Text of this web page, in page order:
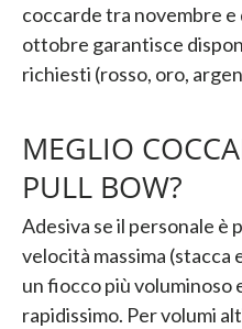
coccarde tra novembre
ottobre garantisce
richiesti (rosso, oro,
MEGLIO
PULL BOW?
Adesiva se il personale è
velocità massima (stacca
un fiocco più
rapidissimo. Per volumi